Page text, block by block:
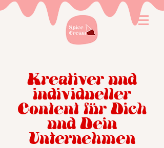
Kreativer und
individueller
Content für Dich
und Dein
Unternehmen